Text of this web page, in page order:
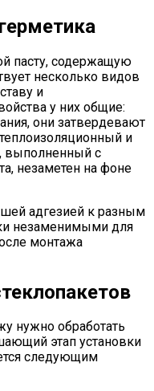
пасту, содержащую
несколько видов
и
у них общие:
они затвердевают
и
выполненный с
незаметен на фоне
адгезией к разным
незаменимыми для
монтажа
нужно обработать
этап установки
следующим